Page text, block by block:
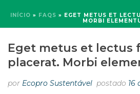
INÍCIO » FAQS » EGET METUS ET
MORBI
Eget metus et lectus
placerat. Morbi
por Ecopro Sustentável postado 16